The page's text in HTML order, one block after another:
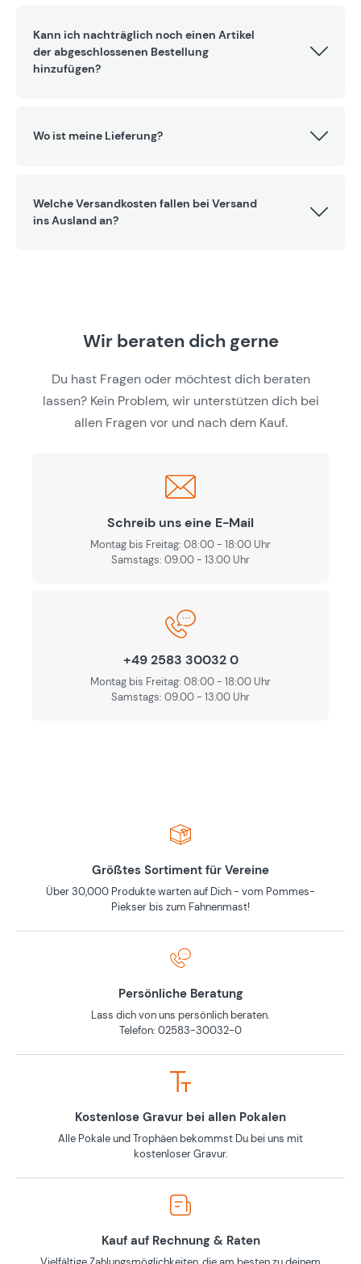
Kann ich nachträglich noch einen Artikel
der abgeschlossenen Bestellung
hinzufügen?
Wo ist meine Lieferung?
Welche Versandkosten fallen bei Versand
ins Ausland an?
Wir beraten dich gerne
Du hast Fragen oder möchtest dich beraten
lassen? Kein Problem, wir unterstützen dich bei
allen Fragen vor und nach dem Kauf.
Schreib uns eine E-Mail
Montag bis Freitag: 08:00 - 18:00 Uhr
Samstags: 09.00 - 13.00 Uhr
+49 2583 30032 0
Montag bis Freitag: 08:00 - 18:00 Uhr
Samstags: 09.00 - 13.00 Uhr
Größtes Sortiment für Vereine
Über 30,000 Produkte warten auf Dich - vom Pommes-
Piekser bis zum Fahnenmast!
Persönliche Beratung
Lass dich von uns persönlich beraten.
Telefon: 02583-30032-0
Kostenlose Gravur bei allen Pokalen
Alle Pokale und Trophäen bekommst Du bei uns mit
kostenloser Gravur.
Kauf auf Rechnung & Raten